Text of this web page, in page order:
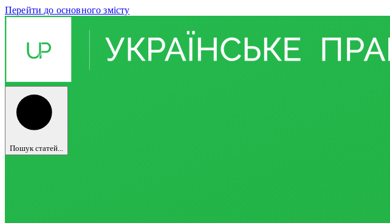
Перейти до основного змісту
Пошук статей...